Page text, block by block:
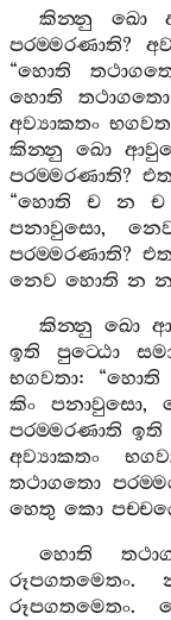
කින‍්නු ඛො
පරම‍්මරණාති?
“හොති
හොති
තථාගතො
අව්‍යාකතං
කින‍්නු
ඛො
පරම‍්මරණාති?
“හොති ච න ච
පනාවුසො,
පරම‍්මරණාති?
නෙව හොති න න
කින‍්නු ඛො
ඉති
පුට‍්ඨො
භගවතා: “හොති
කිං
පනාවුසො,
පරම‍්මරණාති ඉති
අව්‍යාකතං
තථාගතො
හෙතු කො
හොති
රූපගතමෙතං.
රූපගතමෙතං.